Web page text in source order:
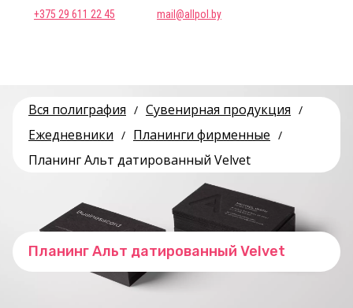
+375 29 611 22 45 mail@allpol.by
Вся полиграфия / Сувенирная продукция /
Ежедневники / Планинги фирменные /
Планинг Альт датированный Velvet
Планинг Альт датированный Velvet